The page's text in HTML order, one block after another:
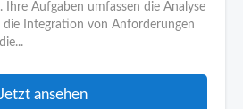
Ihre Aufgaben umfassen die Analyse
die Integration von Anforderungen
ansehen